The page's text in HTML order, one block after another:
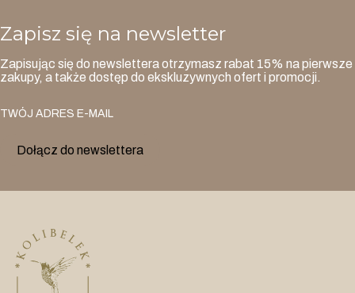
Zapisz się na newsletter
Zapisując się do newslettera otrzymasz rabat 15% na pierwsze
zakupy, a także dostęp do ekskluzywnych ofert i promocji.
TWÓJ ADRES E-MAIL
Dołącz do newslettera